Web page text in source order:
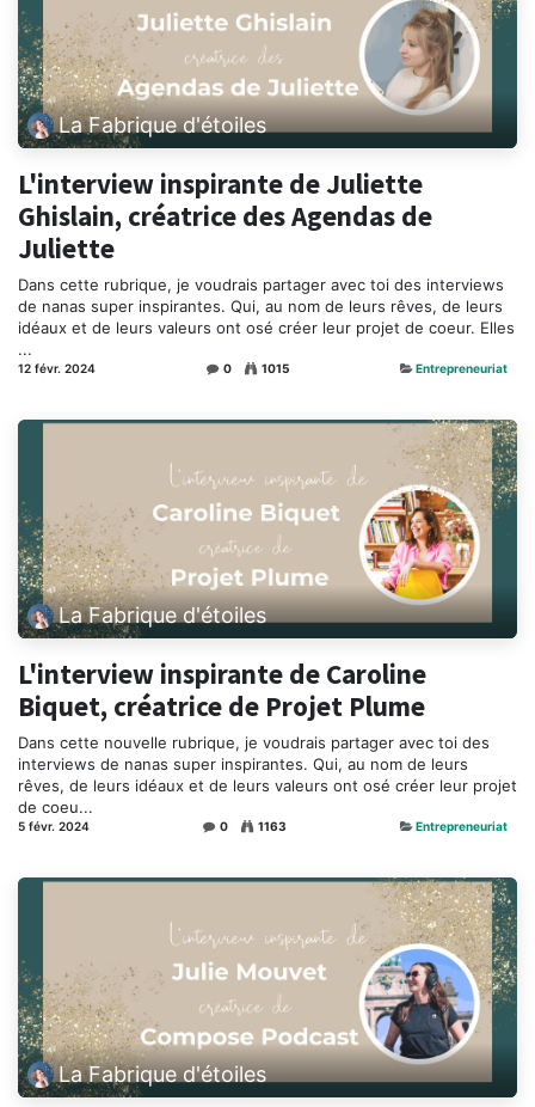
La Fabrique d'étoiles
L'interview inspirante de Juliette
Ghislain, créatrice des Agendas de
Juliette
Dans cette rubrique, je voudrais partager avec toi des interviews
de nanas super inspirantes. Qui, au nom de leurs rêves, de leurs
idéaux et de leurs valeurs ont osé créer leur projet de coeur. Elles
...
12 févr. 2024 0 1015 Entrepreneuriat
La Fabrique d'étoiles
L'interview inspirante de Caroline
Biquet, créatrice de Projet Plume
Dans cette nouvelle rubrique, je voudrais partager avec toi des
interviews de nanas super inspirantes. Qui, au nom de leurs
rêves, de leurs idéaux et de leurs valeurs ont osé créer leur projet
de coeu...
5 févr. 2024 0 1163 Entrepreneuriat
La Fabrique d'étoiles